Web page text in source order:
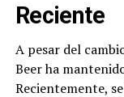
Reciente
A pesar del
Beer ha
Recientemente,